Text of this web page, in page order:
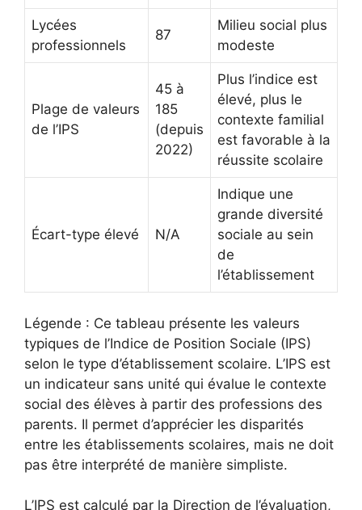
Lycées
professionnels
87
Milieu social plus
modeste
Plage de valeurs
de l’IPS
45 à
185
(depuis
2022)
Plus l’indice est
élevé, plus le
contexte familial
est favorable à la
réussite scolaire
Écart-type élevé N/A
Indique une
grande diversité
sociale au sein
de
l’établissement
Légende : Ce tableau présente les valeurs
typiques de l’Indice de Position Sociale (IPS)
selon le type d’établissement scolaire. L’IPS est
un indicateur sans unité qui évalue le contexte
social des élèves à partir des professions des
parents. Il permet d’apprécier les disparités
entre les établissements scolaires, mais ne doit
pas être interprété de manière simpliste.
L’IPS est calculé par la Direction de l’évaluation,